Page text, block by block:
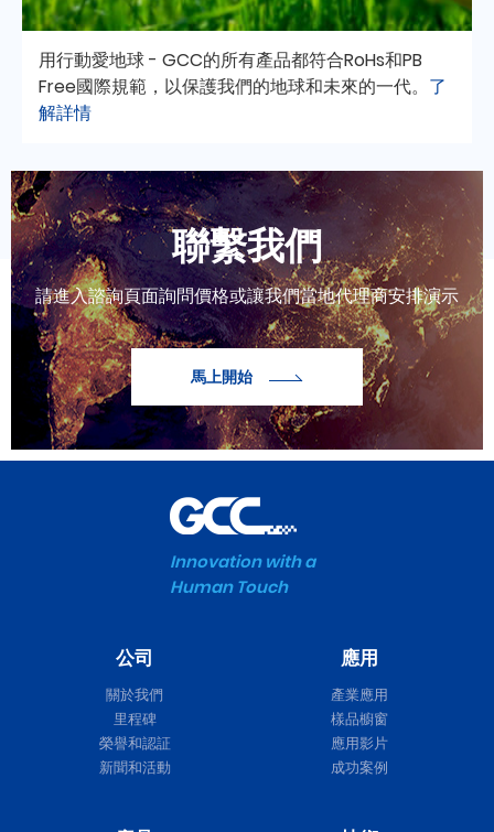
用行動愛地球 - GCC的所有產品都符合RoHs和PB
Free國際規範，以保護我們的地球和未來的一代。 了
解詳情
聯繫我們
請進入諮詢頁面詢問價格或讓我們當地代理商安排演示
馬上開始
Innovation with a
Human Touch
公司
關於我們
里程碑
榮譽和認証
新聞和活動
應用
產業應用
樣品櫥窗
應用影片
成功案例